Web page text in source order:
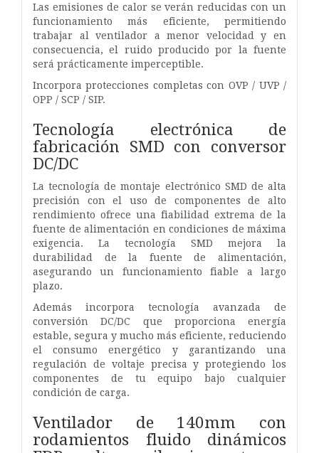
Las emisiones de calor se verán reducidas con un
funcionamiento más eficiente, permitiendo
trabajar al ventilador a menor velocidad y en
consecuencia, el ruido producido por la fuente
será prácticamente imperceptible.
Incorpora protecciones completas con OVP / UVP /
OPP / SCP / SIP.
Tecnología electrónica de
fabricación SMD con conversor
DC/DC
La tecnología de montaje electrónico SMD de alta
precisión con el uso de componentes de alto
rendimiento ofrece una fiabilidad extrema de la
fuente de alimentación en condiciones de máxima
exigencia. La tecnología SMD mejora la
durabilidad de la fuente de alimentación,
asegurando un funcionamiento fiable a largo
plazo.
Además incorpora tecnología avanzada de
conversión DC/DC que proporciona energía
estable, segura y mucho más eficiente, reduciendo
el consumo energético y garantizando una
regulación de voltaje precisa y protegiendo los
componentes de tu equipo bajo cualquier
condición de carga.
Ventilador de 140mm con
rodamientos fluido dinámicos